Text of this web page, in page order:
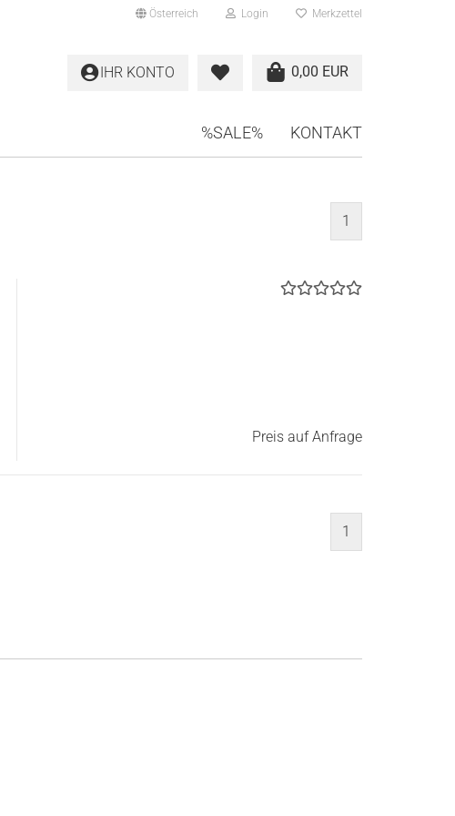
Österreich Login Merkzettel
0,00 EUR
IHR KONTO
%SALE% KONTAKT
1
Preis auf Anfrage
1